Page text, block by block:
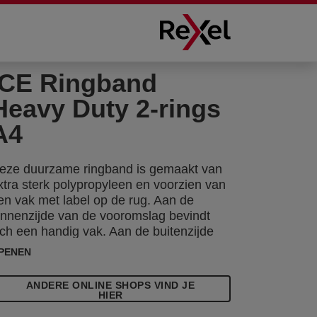
Ringband
Duty 2-rings
duurzame ringband is gemaakt van
sterk polypropyleen en voorzien van
vak met label op de rug. Aan de
van de vooromslag bevindt
een handig vak. Aan de buitenzijde
heeft deze ringband een
nooit zo perfect verzorgd uitgezien!
ANDERE ONLINE SHOPS VIND JE
HIER